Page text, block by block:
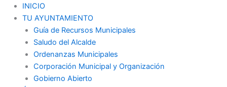
INICIO
TU AYUNTAMIENTO
Guía de Recursos Municipales
Saludo del Alcalde
Ordenanzas Municipales
Corporación Municipal y Organización
Gobierno Abierto